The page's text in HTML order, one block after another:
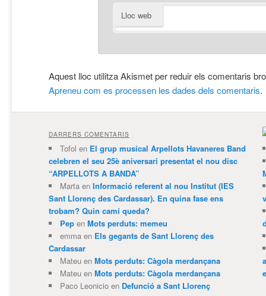
Lloc web
Aquest lloc utilitza Akismet per reduir els comentaris
Apreneu com es processen les dades dels comentaris.
DARRERS COMENTARIS
Tofol en El grup musical Arpellots Havaneres Band
celebren el seu 25è aniversari presentat el nou disc
“ARPELLOTS A BANDA”
Martaen Informació referent al nou Institut (IES
Sant Llorenç des Cardassar). En quina fase ens
trobam? Quin camí queda?
Pepen Mots perduts: memeu
emmaen Els gegants de Sant Llorenç des
Cardassar
Mateuen Mots perduts: Càgola merdançana
Mateuen Mots perduts: Càgola merdançana
Paco Leonicioen Defunció a Sant Llorenç